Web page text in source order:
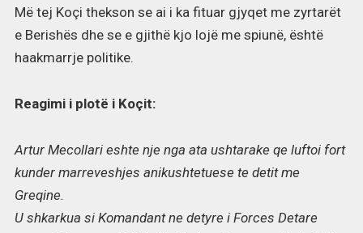
Më tej Koçi thekson se ai i ka fituar gjyqet me zyrtarët
e Berishës dhe se e gjithë kjo lojë me spiunë, është
haakmarrje politike.
Reagimi i plotë i Koçit:
Artur Mecollari eshte nje nga ata ushtarake qe luftoi fort
kunder marreveshjes anikushtetuese te detit me
Greqine.
U shkarkua si Komandant ne detyre i Forces Detare